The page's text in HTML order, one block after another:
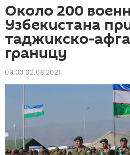
Около 200
Узбекистана
таджикско-
границу
09:03 02.08.2021